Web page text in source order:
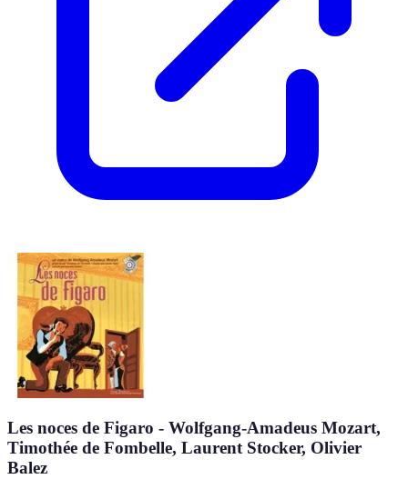
Les noces de Figaro - Wolfgang-Amadeus Mozart,
Timothée de Fombelle, Laurent Stocker, Olivier
Balez